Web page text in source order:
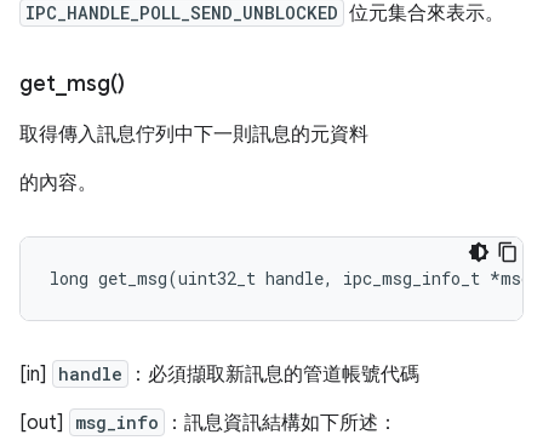
IPC_HANDLE_POLL_SEND_UNBLOCKED 位元集合來表示。
get_msg()
取得傳入訊息佇列中下一則訊息的元資料
的內容。
long get_msg(uint32_t handle, ipc_msg_info_t *
[in] handle
：必須擷取新訊息的管道帳號代碼
[out]
msg_info ：訊息資訊結構如下所述：